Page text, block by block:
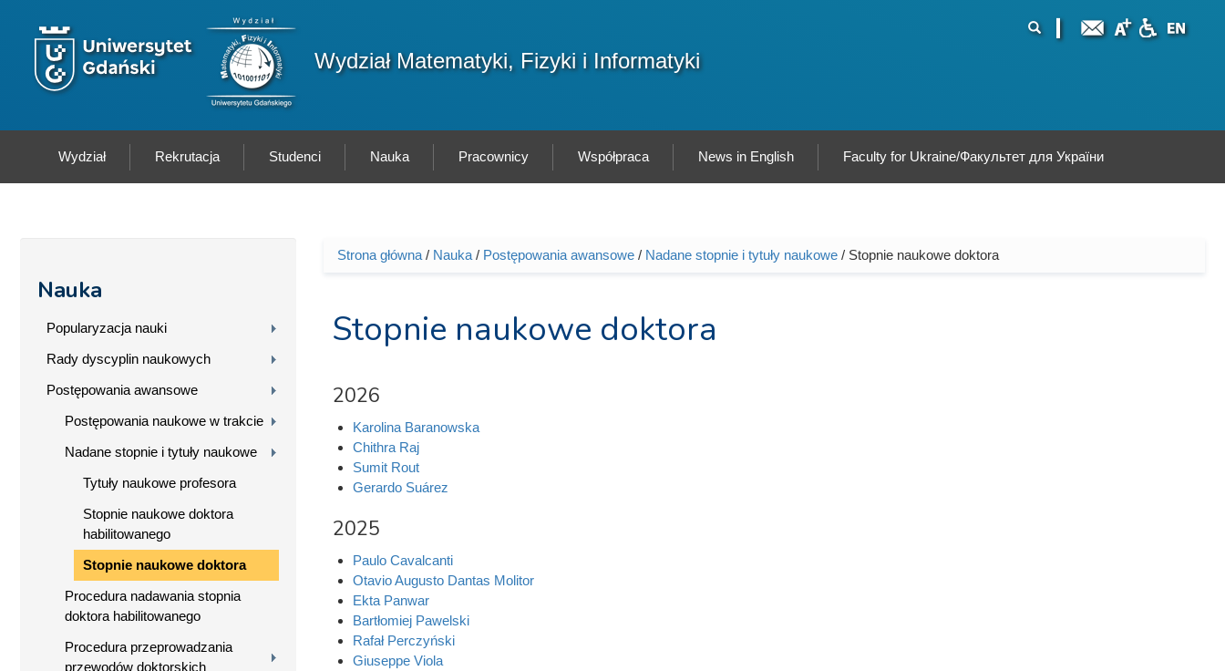
Wydział Matematyki, Fizyki i Informatyki
Wydział Rekrutacja Studenci Nauka Pracownicy Współpraca News in English Faculty for Ukraine/Факультет для України
Nauka
Popularyzacja nauki
Rady dyscyplin naukowych
Postępowania awansowe
Postępowania naukowe w trakcie
Nadane stopnie i tytuły naukowe
Tytuły naukowe profesora
Stopnie naukowe doktora
habilitowanego
Stopnie naukowe doktora
Procedura nadawania stopnia
doktora habilitowanego
Procedura przeprowadzania
przewodów doktorskich
Jesteś tutaj
Strona główna/ Nauka/ Postępowania awansowe/ Nadane stopnie i tytuły naukowe/ Stopnie naukowe doktora
Stopnie naukowe doktora
2026
Karolina Baranowska
Chithra Raj
Sumit Rout
Gerardo Suárez
2025
Paulo Cavalcanti
Otavio Augusto Dantas Molitor
Ekta Panwar
Bartłomiej Pawelski
Rafał Perczyński
Giuseppe Viola